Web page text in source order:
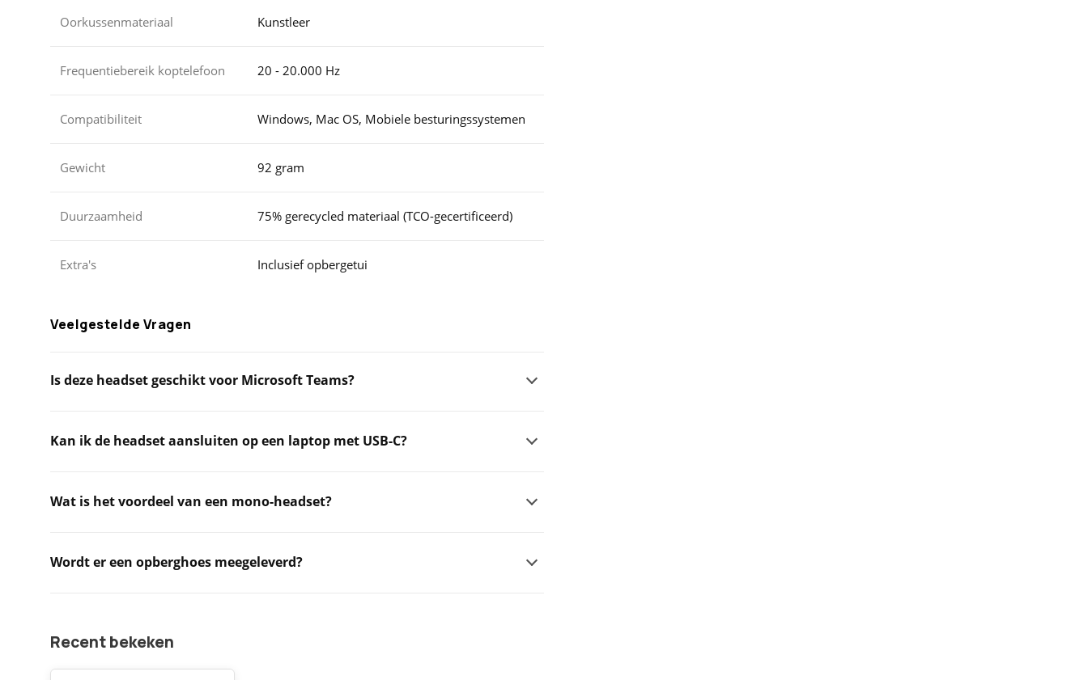
Oorkussenmateriaal Kunstleer
Frequentiebereik koptelefoon 20 - 20.000 Hz
Compatibiliteit Windows, Mac OS, Mobiele besturingssystemen
Gewicht 92 gram
Duurzaamheid 75% gerecycled materiaal (TCO-gecertificeerd)
Extra's Inclusief opbergetui
Veelgestelde Vragen
Is deze headset geschikt voor Microsoft Teams?
Kan ik de headset aansluiten op een laptop met USB-C?
Wat is het voordeel van een mono-headset?
Wordt er een opberghoes meegeleverd?
Recent bekeken